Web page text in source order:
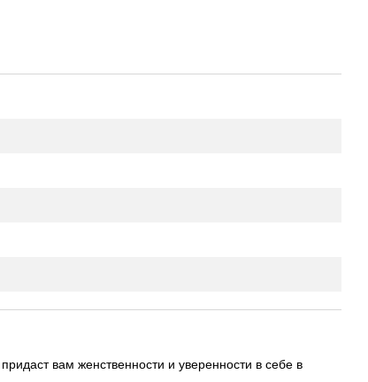
вам женственности и уверенности в себе в